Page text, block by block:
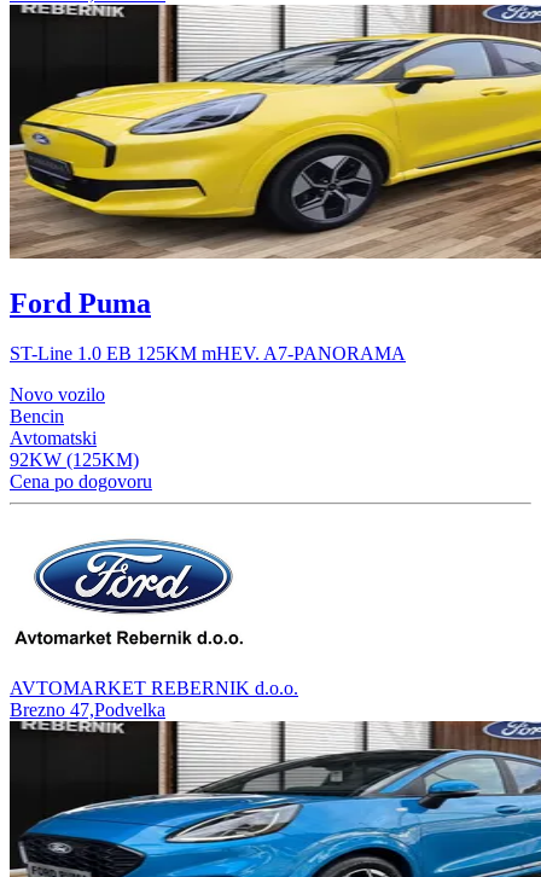
Ford Puma
ST-Line 1.0 EB 125KM mHEV. A7-PANORAMA
Novo vozilo
Bencin
Avtomatski
92KW (125KM)
Cena po dogovoru
AVTOMARKET REBERNIK d.o.o.
Brezno 47,Podvelka